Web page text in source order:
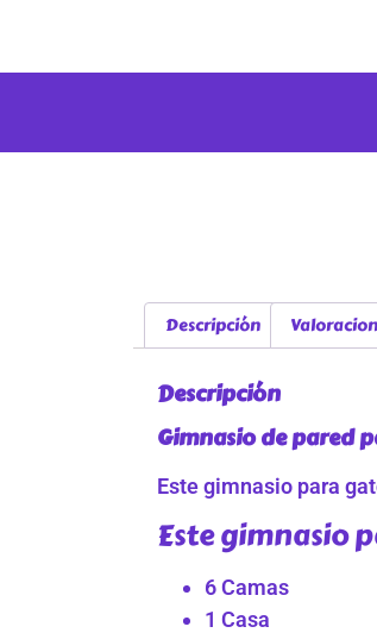
Descripción
Descripción
Gimnasio de pared
Este gimnasio para
Este gimnasio
6 Camas
1 Casa